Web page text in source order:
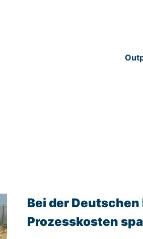
Bei der Deutschen
Prozesskosten